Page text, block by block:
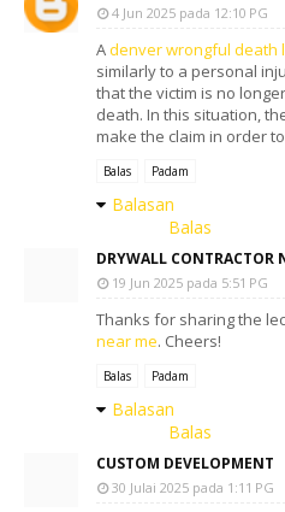
4 Jun 2025 pada 12:10 PG
Adenver wrongful death
similarly to a personal
that the victim is no
death. In this situation,
make the claim in order
Balas Padam
Balasan
Balas
DRYWALL CONTRACTOR
19 Jun 2025 pada 5:51 PG
Thanks for sharing the
near me. Cheers!
Balas Padam
Balasan
Balas
CUSTOM DEVELOPMENT
30 Julai 2025 pada 1:11 PG